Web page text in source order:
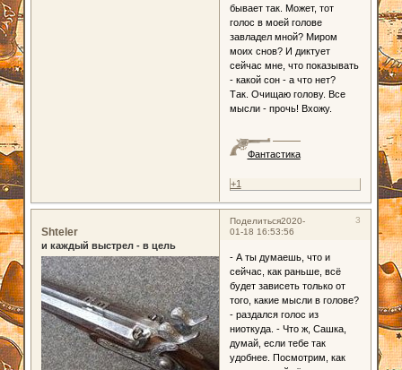
бывает так. Может, тот
голос в моей голове
завладел мной? Миром
моих снов? И диктует
сейчас мне, что показывать
- какой сон - а что нет?
Так. Очищаю голову. Все
мысли - прочь! Вхожу.
Фантастика
+1
Поделиться 3
2020-
01-18 16:53:56
Shteler
и каждый выстрел - в цель
- А ты думаешь, что и
сейчас, как раньше, всё
будет зависеть только от
того, какие мысли в голове?
- раздался голос из
ниоткуда. - Что ж, Сашка,
думай, если тебе так
удобнее. Посмотрим, как